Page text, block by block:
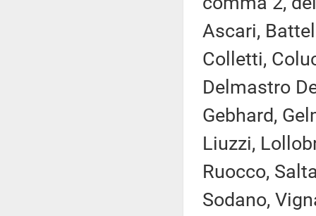
Ascari,
Colletti,
Delmastro
Gebhard,
Liuzzi,
Ruocco,
Sodano,